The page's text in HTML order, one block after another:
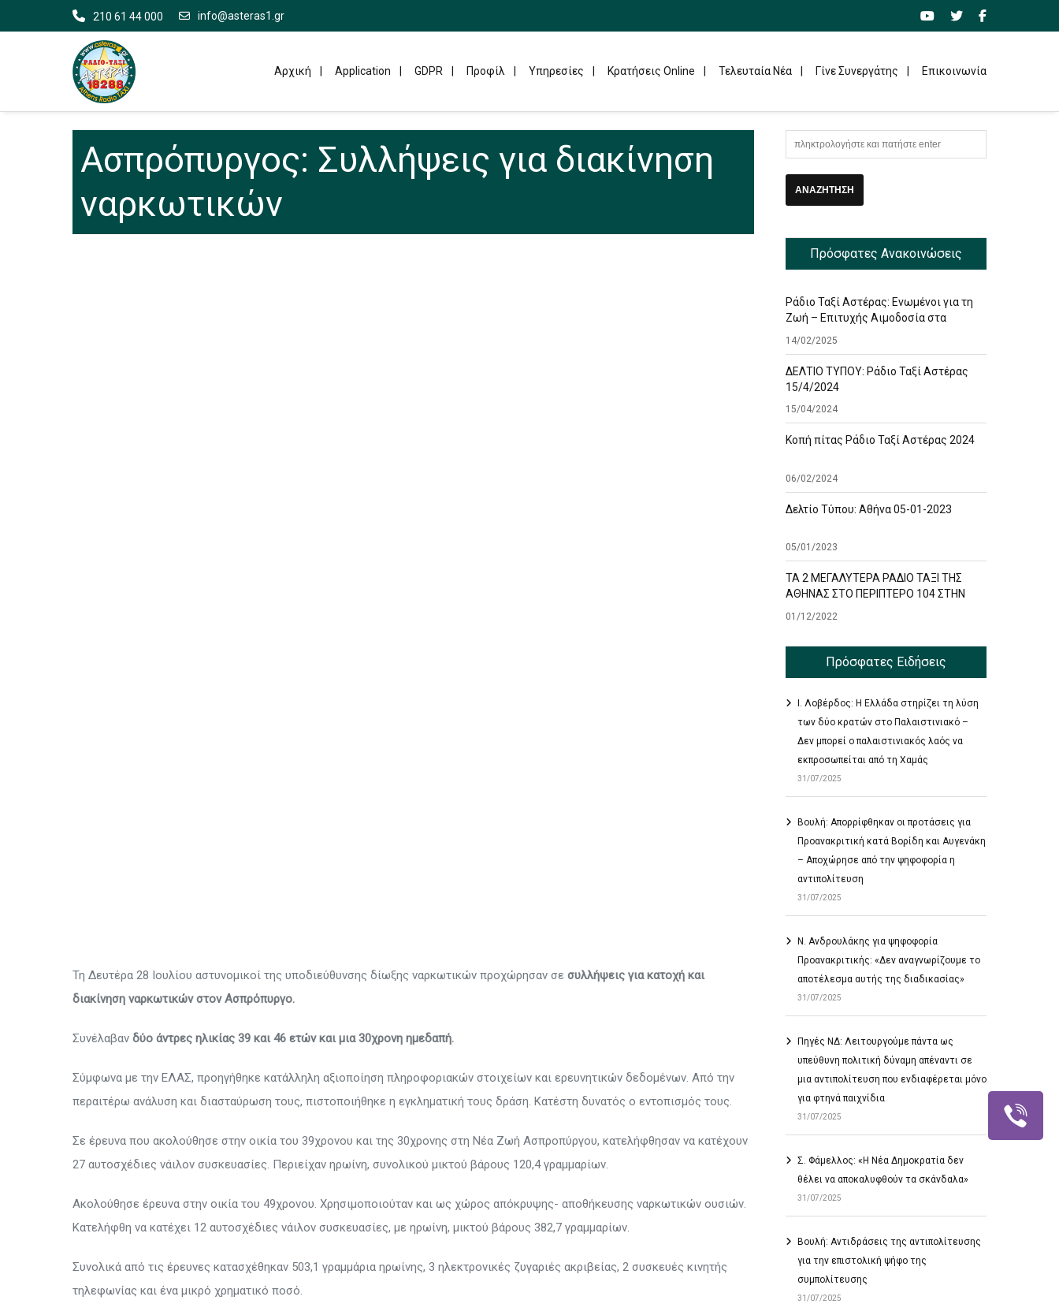
210 61 44 000 info@asteras1.gr
Αρχική Application GDPR Προφίλ Υπηρεσίες Κρατήσεις Online Τελευταία Νέα Γίνε Συνεργάτης Επικοινωνία
Ασπρόπυργος: Συλλήψεις για διακίνηση
ναρκωτικών
Τη Δευτέρα 28 Ιουλίου αστυνομικοί της υποδιεύθυνσης δίωξης ναρκωτικών προχώρησαν σε συλλήψεις για κατοχή και
διακίνηση ναρκωτικών στον Ασπρόπυργο.
Συνέλαβαν δύο άντρες ηλικίας 39 και 46 ετών και μια 30χρονη ημεδαπή.
Σύμφωνα με την ΕΛΑΣ, προηγήθηκε κατάλληλη αξιοποίηση πληροφοριακών στοιχείων και ερευνητικών δεδομένων. Από την
περαιτέρω ανάλυση και διασταύρωση τους, πιστοποιήθηκε η εγκληματική τους δράση. Κατέστη δυνατός ο εντοπισμός τους.
Σε έρευνα που ακολούθησε στην οικία του 39χρονου και της 30χρονης στη Νέα Ζωή Ασπροπύργου, κατελήφθησαν να κατέχουν
27 αυτοσχέδιες νάιλον συσκευασίες. Περιείχαν ηρωίνη, συνολικού μικτού βάρους 120,4 γραμμαρίων.
Ακολούθησε έρευνα στην οικία του 49χρονου. Χρησιμοποιούταν και ως χώρος απόκρυψης- αποθήκευσης ναρκωτικών ουσιών.
Κατελήφθη να κατέχει 12 αυτοσχέδιες νάιλον συσκευασίες, με ηρωίνη, μικτού βάρους 382,7 γραμμαρίων.
Συνολικά από τις έρευνες κατασχέθηκαν 503,1 γραμμάρια ηρωίνης, 3 ηλεκτρονικές ζυγαριές ακριβείας, 2 συσκευές κινητής
τηλεφωνίας και ένα μικρό χρηματικό ποσό.
Πρόσφατες Ανακοινώσεις
Ράδιο Ταξί Αστέρας: Ενωμένοι για τη
Ζωή – Επιτυχής Αιμοδοσία στα
14/02/2025
ΔΕΛΤΙΟ ΤΥΠΟΥ: Ράδιο Ταξί Αστέρας
15/4/2024
15/04/2024
Κοπή πίτας Ράδιο Ταξί Αστέρας 2024
06/02/2024
Δελτίο Τύπου: Αθήνα 05-01-2023
05/01/2023
ΤΑ 2 ΜΕΓΑΛΥΤΕΡΑ ΡΑΔΙΟ ΤΑΞΙ ΤΗΣ
ΑΘΗΝΑΣ ΣΤΟ ΠΕΡΙΠΤΕΡΟ 104 ΣΤΗΝ
01/12/2022
Πρόσφατες Ειδήσεις
Ι. Λοβέρδος: Η Ελλάδα στηρίζει τη λύση
των δύο κρατών στο Παλαιστινιακό –
Δεν μπορεί ο παλαιστινιακός λαός να
εκπροσωπείται από τη Χαμάς
31/07/2025
Βουλή: Απορρίφθηκαν οι προτάσεις για
Προανακριτική κατά Βορίδη και Αυγενάκη
– Αποχώρησε από την ψηφοφορία η
αντιπολίτευση
31/07/2025
Ν. Ανδρουλάκης για ψηφοφορία
Προανακριτικής: «Δεν αναγνωρίζουμε το
αποτέλεσμα αυτής της διαδικασίας»
31/07/2025
Πηγές ΝΔ: Λειτουργούμε πάντα ως
υπεύθυνη πολιτική δύναμη απέναντι σε
μια αντιπολίτευση που ενδιαφέρεται μόνο
για φτηνά παιχνίδια
31/07/2025
Σ. Φάμελλος: «Η Νέα Δημοκρατία δεν
θέλει να αποκαλυφθούν τα σκάνδαλα»
31/07/2025
Βουλή: Αντιδράσεις της αντιπολίτευσης
για την επιστολική ψήφο της
συμπολίτευσης
31/07/2025